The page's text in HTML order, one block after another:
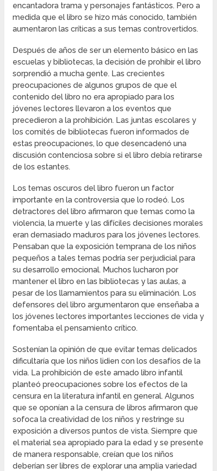
encantadora trama y personajes fantásticos. Pero a
medida que el libro se hizo más conocido, también
aumentaron las críticas a sus temas controvertidos.
Después de años de ser un elemento básico en las
escuelas y bibliotecas, la decisión de prohibir el libro
sorprendió a mucha gente. Las crecientes
preocupaciones de algunos grupos de que el
contenido del libro no era apropiado para los
jóvenes lectores llevaron a los eventos que
precedieron a la prohibición. Las juntas escolares y
los comités de bibliotecas fueron informados de
estas preocupaciones, lo que desencadenó una
discusión contenciosa sobre si el libro debía retirarse
de los estantes.
Los temas oscuros del libro fueron un factor
importante en la controversia que lo rodeó. Los
detractores del libro afirmaron que temas como la
violencia, la muerte y las difíciles decisiones morales
eran demasiado maduros para los jóvenes lectores.
Pensaban que la exposición temprana de los niños
pequeños a tales temas podría ser perjudicial para
su desarrollo emocional. Muchos lucharon por
mantener el libro en las bibliotecas y las aulas, a
pesar de los llamamientos para su eliminación. Los
defensores del libro argumentaron que enseñaba a
los jóvenes lectores importantes lecciones de vida y
fomentaba el pensamiento crítico.
Sostenían la opinión de que evitar temas delicados
dificultaría que los niños lidien con los desafíos de la
vida. La prohibición de este amado libro infantil
planteó preocupaciones sobre los efectos de la
censura en la literatura infantil en general. Algunos
que se oponían a la censura de libros afirmaron que
sofoca la creatividad de los niños y restringe su
exposición a diversos puntos de vista. Siempre que
el material sea apropiado para la edad y se presente
de manera responsable, creían que los niños
deberían ser libres de explorar una amplia variedad